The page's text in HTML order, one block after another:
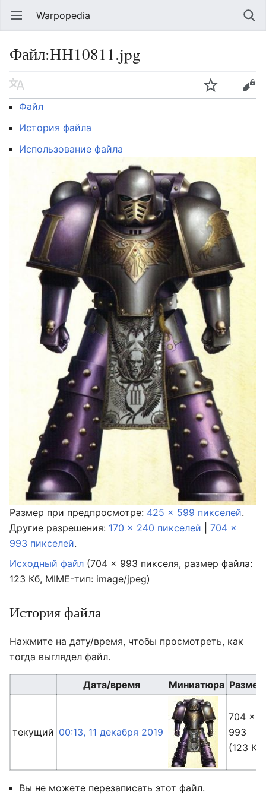
Warpopedia
Файл:HH10811.jpg
Файл
История файла
Использование файла
Размер при предпросмотре: 425 × 599 пикселей.
Другие разрешения: 170 × 240 пикселей
704 ×
993 пикселей.
Исходный файл (704 × 993 пикселя, размер файла:
123 Кб, MIME-тип: image/jpeg)
История файла
Нажмите на дату/время, чтобы просмотреть, как
тогда выглядел файл.
Дата/время Миниатюра
текущий 00:13, 11 декабря 2019
704 ×
993
(123 Кб)
Вы не можете перезаписать этот файл.